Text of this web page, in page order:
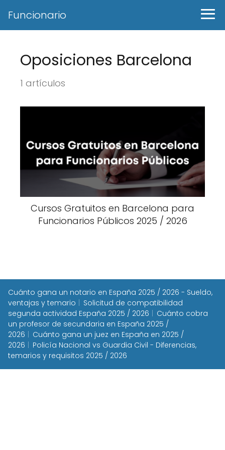
Funcionario
Oposiciones Barcelona
1 artículos
Cursos Gratuitos en Barcelona para
Funcionarios Públicos 2025 / 2026
Cuánto gana un notario en España 2025 / 2026 - Sueldo,
ventajas y temario
Solicitud de compatibilidad
segunda actividad España 2025 / 2026
Cuánto cobra
un profesor de secundaria en España 2025 /
2026
Cuánto gana un juez en España en 2025 /
2026
Policía Nacional vs Guardia Civil - Diferencias,
temarios y requisitos 2025 / 2026